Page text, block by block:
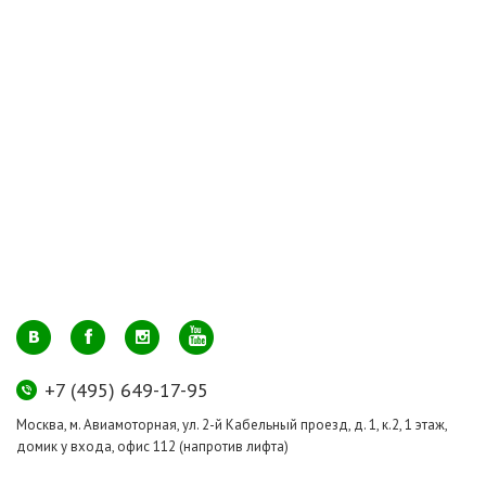
+7 (495) 649-17-95
Москва, м. Авиамоторная, ул. 2-й Кабельный проезд, д. 1, к.2, 1 этаж,
домик у входа, офис 112 (напротив лифта)